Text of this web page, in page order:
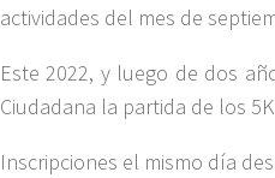
actividades del mes de
Este 2022, y luego de dos
Ciudadana la partida de los
Inscripciones el mismo día